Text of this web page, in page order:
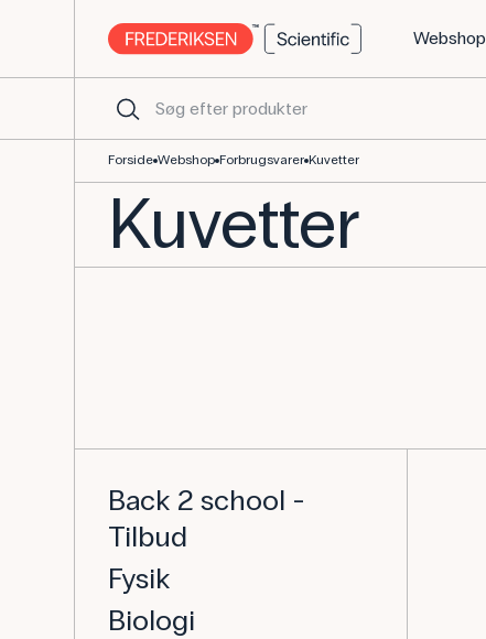
Webshop
Forside Webshop Forbrugsvarer Kuvetter
Kuvetter
Back 2 school -
Tilbud
Fysik
Biologi